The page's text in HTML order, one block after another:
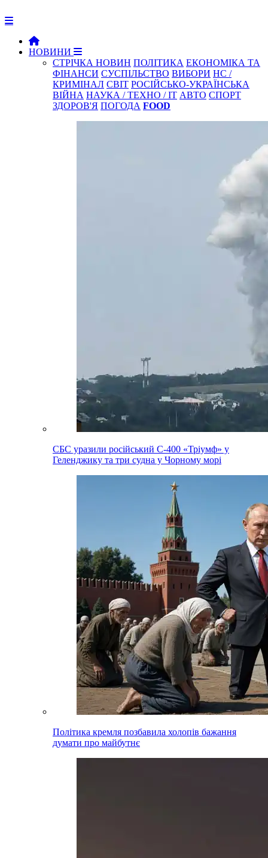
НОВИНИ
СТРІЧКА НОВИН ПОЛІТИКА ЕКОНОМІКА ТА
ФІНАНСИ СУСПІЛЬСТВО ВИБОРИ НС /
КРИМІНАЛ СВІТ РОСІЙСЬКО-УКРАЇНСЬКА
ВІЙНА НАУКА / ТЕХНО / IT АВТО СПОРТ
ЗДОРОВ'Я ПОГОДА FOOD
СБС уразили російський С-400 «Тріумф» у
Геленджику та три судна у Чорному морі
Політика кремля позбавила холопів бажання
думати про майбутнє